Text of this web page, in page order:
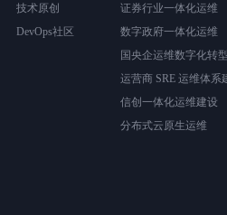
技术原创
DevOps社区
证券行业一体化运维
数字政府一体化运维
国央企运维数字化转型
运营商 SRE 运维体系
信创一体化运维建设
分布式云原生运维